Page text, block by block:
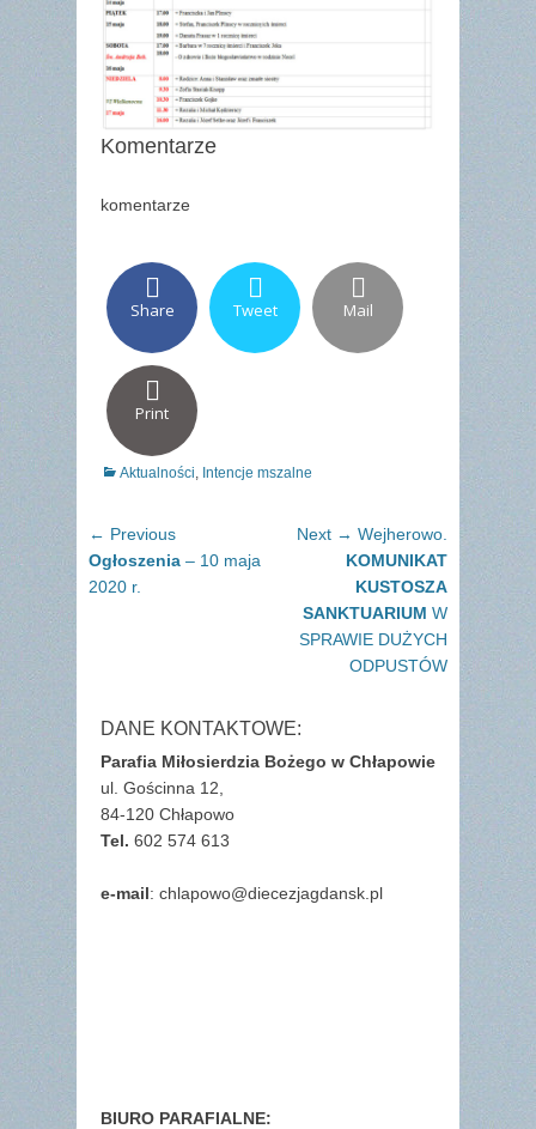
Komentarze
komentarze
Share Tweet Mail
Print
Categories
Aktualności, Intencje mszalne
Nawigacja
wpisu
← PreviousPrevious
post:
Ogłoszenia – 10 maja
2020 r.
Next → Next
post:
Wejherowo.
KOMUNIKAT
KUSTOSZA
SANKTUARIUM W
SPRAWIE DUŻYCH
ODPUSTÓW
DANE KONTAKTOWE:
Parafia Miłosierdzia Bożego w Chłapowie
ul. Gościnna 12,
84-120 Chłapowo
Tel. 602 574 613
e-mail: chlapowo@diecezjagdansk.pl
BIURO PARAFIALNE: